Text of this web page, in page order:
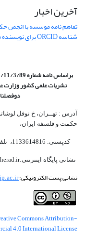
آخرین اخبار
تفاهم نامه موسسه با انجمن
شناسه ORCID برای نویسنده مسئول
براساس نامه شماره 26953/11/3/89 در جلسة مورخ 31/6/89 کمیسیون
نشریات علمی کشور وزارت
حکمت و فلسفه ایران،‌
کدپستی: 1133614816، تلفن: 66492169 - 021 نمابر: 66962700 - 021
نشانی پایگاه اینترنتی:www.javidankherad.ir
نشانی پست الکترونیکی:javidankherad@irip.ac.ir
Commons Attribution-
4.0 International License